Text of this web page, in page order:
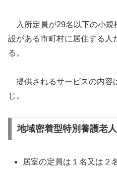
入所定員が29名以下の小規
設がある市町村に居住する人
る。
提供されるサービスの内容
じ。
地域密着型特別養護老
居室の定員は１名又は２